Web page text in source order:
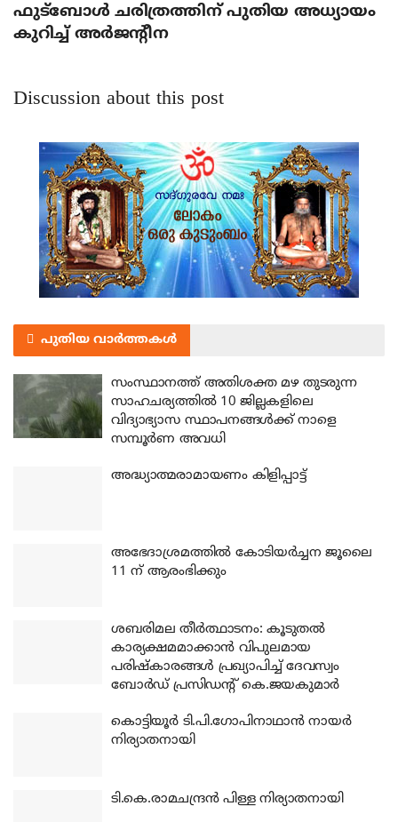
ഫുട്‌ബോള്‍ ചരിത്രത്തിന് പുതിയ അധ്യായം
കുറിച്ച് അര്‍ജന്റീന
Discussion about this post
പുതിയ വാർത്തകൾ
സംസ്ഥാനത്ത് അതിശക്ത മഴ തുടരുന്ന
സാഹചര്യത്തിൽ 10 ജില്ലകളിലെ
വിദ്യാഭ്യാസ സ്ഥാപനങ്ങൾക്ക് നാളെ
സമ്പൂർണ അവധി
അദ്ധ്യാത്മരാമായണം കിളിപ്പാട്ട്
അഭേദാശ്രമത്തില്‍ കോടിയര്‍ച്ചന ജൂലൈ
11 ന് ആരംഭിക്കും
ശബരിമല തീര്‍ത്ഥാടനം: കൂടുതല്‍
കാര്യക്ഷമമാക്കാന്‍ വിപുലമായ
പരിഷ്‌കാരങ്ങള്‍ പ്രഖ്യാപിച്ച് ദേവസ്വം
ബോര്‍ഡ് പ്രസിഡന്റ് കെ.ജയകുമാര്‍
കൊട്ടിയൂര്‍ ടി.പി.ഗോപിനാഥാന്‍ നായര്‍
നിര്യാതനായി
ടി.കെ.രാമചന്ദ്രന്‍ പിള്ള നിര്യാതനായി